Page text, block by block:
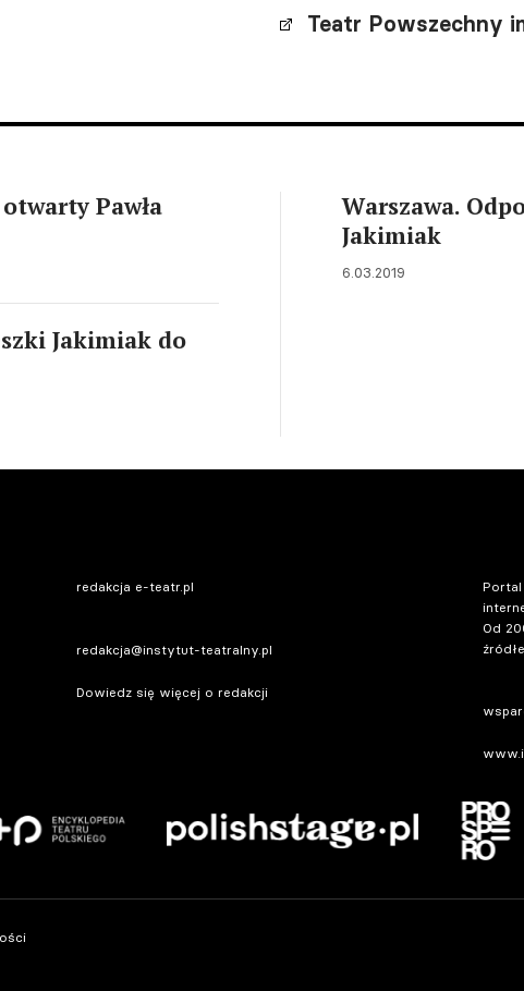
Teatr Powszechny
Pawła
Jakimiak do
Warszawa.
Jakimiak
6.03.2019
redakcja e-teatr.pl
redakcja@instytut-teatralny.pl
Dowiedz się więcej o redakcji
Od